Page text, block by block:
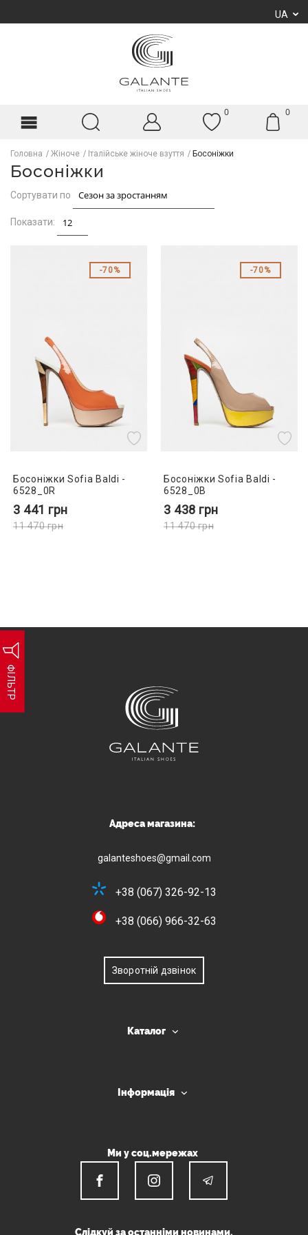
UA
0 0
Головна Жіноче Італійське жіноче взуття Босоніжки
Босоніжки
ФІЛЬТР
Сортувати по
Показати:
70%
Босоніжки Sofia Baldi -
6528_0R
3 441 грн
11 470грн
70%
Босоніжки Sofia Baldi -
6528_0B
3 438 грн
11 470грн
Адреса магазина:
galanteshoes@gmail.com
+38 (067) 326-92-13
+38 (066) 966-32-63
Зворотній дзвінок
Каталог
Інформація
Ми у соц.мережах
Слідкуй за останніми новинами.